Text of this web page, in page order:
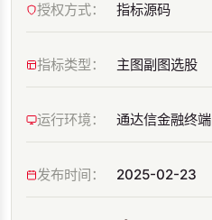
授权方式： 指标源码
指标类型： 主图副图选股
运行环境： 通达信金融终端
发布时间： 2025-02-23